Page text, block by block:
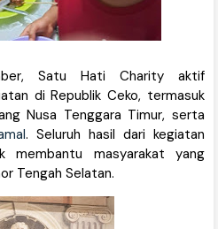
Satu Hati Charity aktif
di Republik Ceko, termasuk
Nusa Tenggara Timur, serta
. Seluruh hasil dari kegiatan
membantu masyarakat yang
Tengah Selatan.